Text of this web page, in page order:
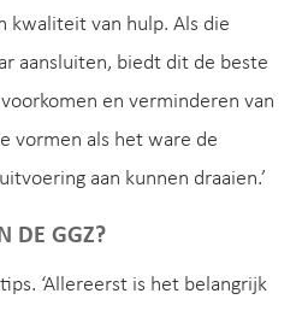
kwaliteit van hulp. Als die
aansluiten, biedt dit de beste
en verminderen van
vormen als het ware de
aan kunnen draaien.’
DE GGZ?
‘Allereerst is het belangrijk